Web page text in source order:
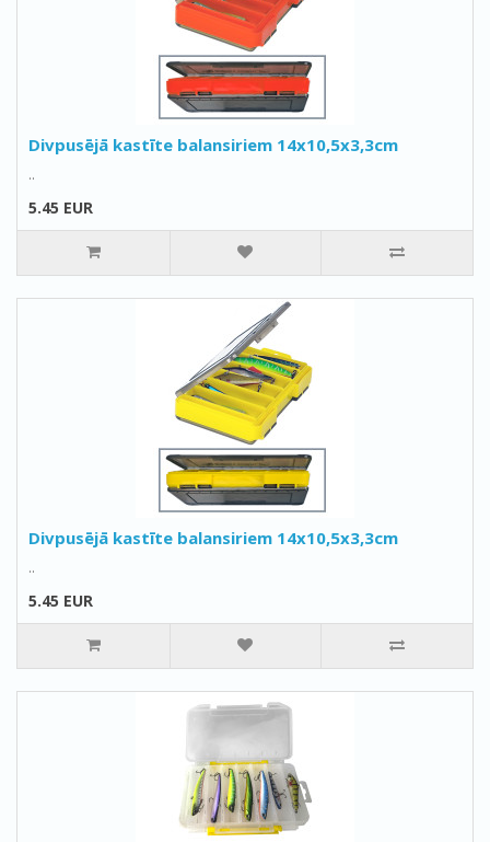
Divpusējā kastīte balansiriem 14x10,5x3,3cm
..
5.45 EUR
Divpusējā kastīte balansiriem 14x10,5x3,3cm
..
5.45 EUR